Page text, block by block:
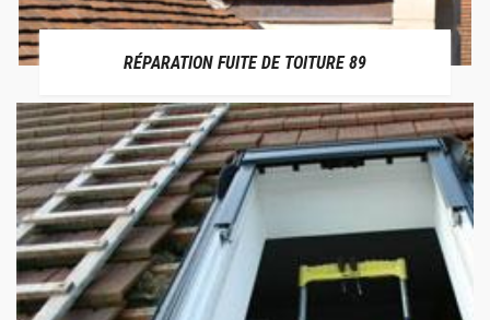
RÉPARATION FUITE DE TOITURE 89